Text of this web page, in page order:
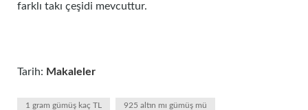
farklı takı çeşidi mevcuttur.
Tarih: Makaleler
1 gram gümüş kaç TL 925 altın mı gümüş mü